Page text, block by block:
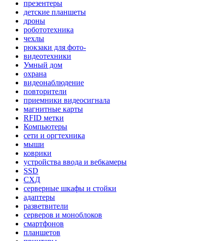
презентеры
детские планшеты
дроны
робототехника
чехлы
рюкзаки для фото-
видеотехники
Умный дом
охрана
видеонаблюдение
повторители
приемники видеосигнала
магнитные карты
RFID метки
Компьютеры
сети и оргтехника
мыши
коврики
устройства ввода и вебкамеры
SSD
СХД
серверные шкафы и стойки
адаптеры
разветвители
серверов и моноблоков
смартфонов
планшетов